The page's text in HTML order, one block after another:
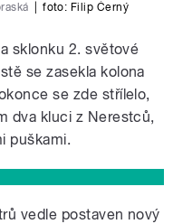
foto: Filip Černý
sklonku 2. světové
se zasekla kolona
se zde střílelo,
dva kluci z Nerestců,
puškami.
vedle postaven nový